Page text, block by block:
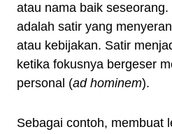
atau nama baik
adalah satir yang
atau kebijakan. Satir
ketika fokusnya bergeser
personal (ad hominem).
Sebagai contoh, membuat